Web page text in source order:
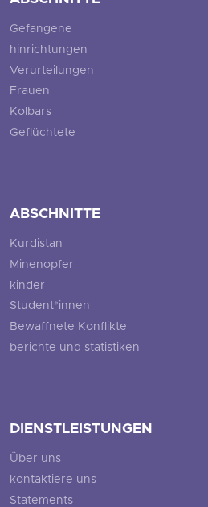
Gefangene
hinrichtungen
Verurteilungen
Frauen
Kolbars
Geflüchtete
ABSCHNITTE
Kurdistan
Minenopfer
kinder
Student*innen
Bewaffnete Konflikte
berichte und statistiken
DIENSTLEISTUNGEN
Über uns
kontaktiere uns
Statements